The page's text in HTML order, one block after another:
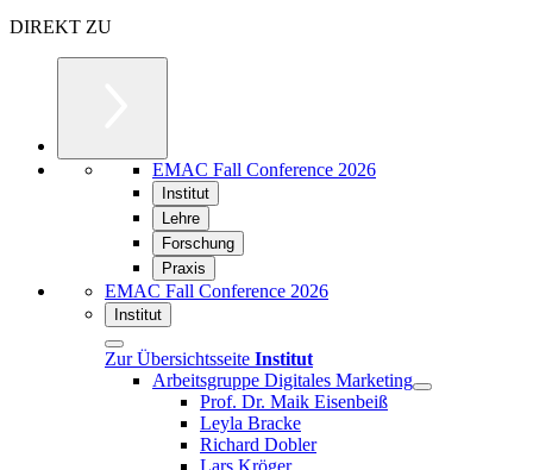
DIREKT ZU
EMAC Fall Conference 2026
Institut
Lehre
Forschung
Praxis
EMAC Fall Conference 2026
Institut
Zur Übersichtsseite Institut
Arbeitsgruppe Digitales Marketing
Prof. Dr. Maik Eisenbeiß
Leyla Bracke
Richard Dobler
Lars Kröger